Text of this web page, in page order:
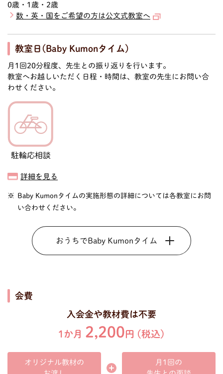
0歳・1歳・2歳
数・英・国をご希望の方は公文式教室へ
教室日(Baby Kumonタイム)
月1回20分程度、先生との振り返りを行います。
教室へお越しいただく日程・時間は、教室の先生にお問い合
わせください。
駐輪応相談
詳細を見る
Baby Kumonタイムの実施形態の詳細については各教室にお問
い合わせください。
おうちでBaby Kumonタイム
会費
入会金や教材費は不要
1か月 2,200円 (税込)
オリジナル教材の 月1回の